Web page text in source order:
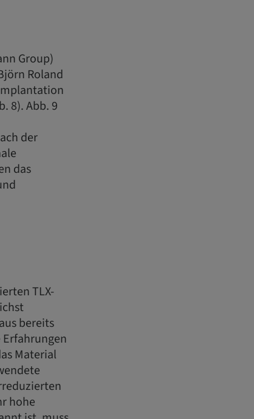
Group)
Roland
8). Abb. 9
der
das
TLX-
bereits
Material
hohe